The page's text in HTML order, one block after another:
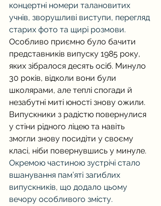
концертні номери талановитих
учнів, зворушливі виступи, перегляд
старих фото та щирі розмови.
Особливо приємно було бачити
представників випуску 1985 року,
яких зібралося десять осіб. Минуло
30 років, відколи вони були
школярами, але теплі спогади й
незабутні миті юності знову ожили.
Випускники з радістю повернулися
у стіни рідного ліцею та навіть
змогли знову посидіти у своєму
класі, ніби повернувшись у минуле.
Окремою частиною зустрічі стало
вшанування пам’яті загиблих
випускників, що додало цьому
вечору особливого змісту.